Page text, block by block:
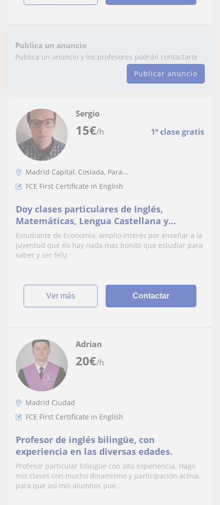
Publica un anuncio
Publica un anuncio y los profesores podrán contactarte
Publicar anuncio
15€/h 1ª clase gratis
Sergio
Madrid Capital, Coslada, Para...
FCE First Certificate in English
Doy clases particulares de Inglés,
Matemáticas, Lengua Castellana y
español para extranjeros
Estudiante de Еconomia, amplio interés por enseñar a la
juventud que no hay nada mas bonito que estudiar para
saber y ser feliz
ver más Contactar
20€/h
Adrian
Madrid Ciudad
FCE First Certificate in English
Profesor de inglés bilingüe, con
experiencia en las diversas edades.
Profesor particular bilingüe con alta experiencia. Hago
mis clases con mucho dinamismo y participación activa,
para que así mis alumnos pue...